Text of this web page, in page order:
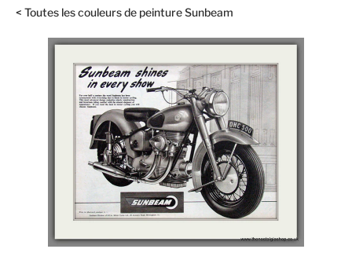
< Toutes les couleurs de peinture Sunbeam